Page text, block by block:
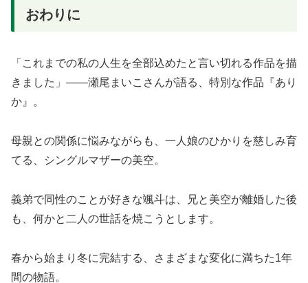
おわりに
「これまでの私の人生を全部込めたと言い切れる作品を描
きました」――瀬尾まいこさんが語る、特別な作品『あり
か』。
母親との関係に悩みながらも、一人娘のひかりを慈しみ育
てる、シングルマザーの美空。
義弟で同性のことが好きな颯斗は、兄と美空が離婚した後
も、何かと二人の世話を焼こうとします。
春から始まり冬に完結する、さまざまな変化に満ちた1年
間の物語。